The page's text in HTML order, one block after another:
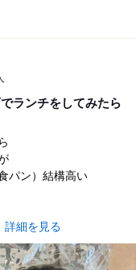
ランチをしてみたら
パン）結構高い
詳細を見る